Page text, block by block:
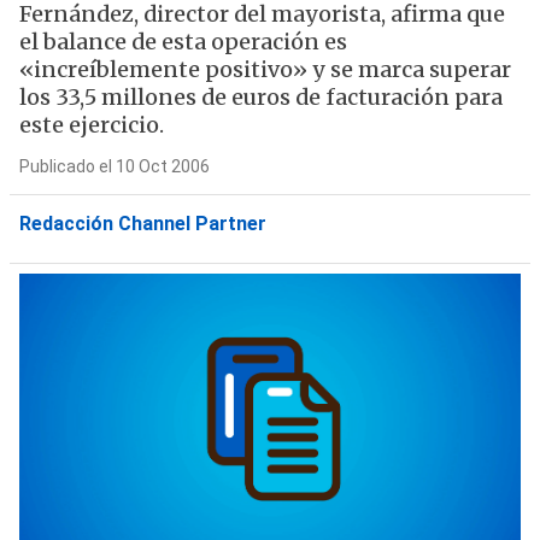
Fernández, director del mayorista, afirma que
el balance de esta operación es
«increíblemente positivo» y se marca superar
los 33,5 millones de euros de facturación para
este ejercicio.
Publicado el 10 Oct 2006
Redacción Channel Partner